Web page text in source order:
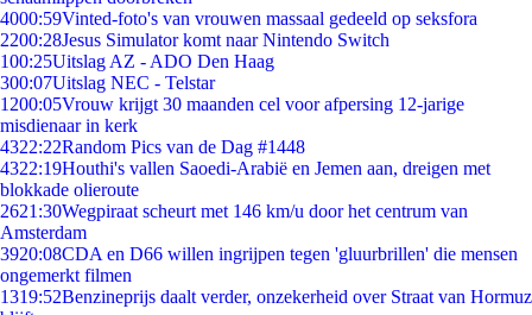
4000:59Vinted-foto's van vrouwen massaal gedeeld op seksfora
2200:28Jesus Simulator komt naar Nintendo Switch
100:25Uitslag AZ - ADO Den Haag
300:07Uitslag NEC - Telstar
1200:05Vrouw krijgt 30 maanden cel voor afpersing 12-jarige
misdienaar in kerk
4322:22Random Pics van de Dag #1448
4322:19Houthi's vallen Saoedi-Arabië en Jemen aan, dreigen met
blokkade olieroute
2621:30Wegpiraat scheurt met 146 km/u door het centrum van
Amsterdam
3920:08CDA en D66 willen ingrijpen tegen 'gluurbrillen' die mensen
ongemerkt filmen
1319:52Benzineprijs daalt verder, onzekerheid over Straat van Hormuz